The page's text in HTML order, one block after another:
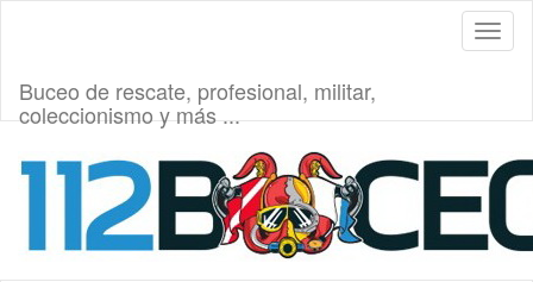
Buceo de rescate, profesional, militar,
coleccionismo y más ...